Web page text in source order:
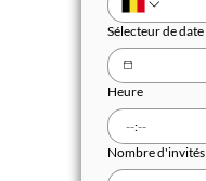
Sélecteur de date
Heure
:
Nombre d'invités